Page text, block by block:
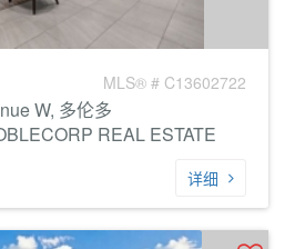
MLS® # C13602722
W, 多伦多
REAL ESTATE
详细